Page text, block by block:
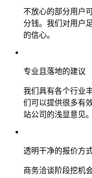
不放心的部分用户
分钱。我们对用户
的信心。
专业且落地的建议
我们具有各个行业
们可以提供很多有
站公司的浅显意见。
透明干净的报价方
商务洽谈阶段挖机